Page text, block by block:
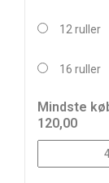
12 ruller
16 ruller
Mindste
120,00